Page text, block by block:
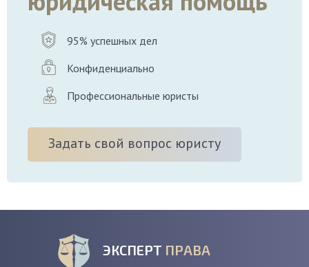
95% успешных дел
Конфиденциально
Профессиональные юристы
Задать свой вопрос юристу
ЭКСПЕРТ ПРАВА